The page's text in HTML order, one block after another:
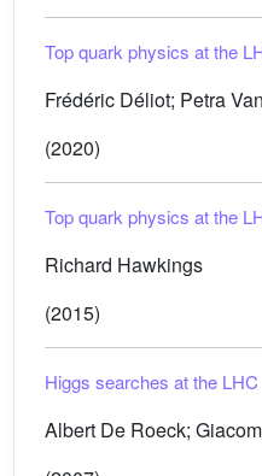
Top quark physics at the
Frédéric Déliot; Petra
(2020)
Top quark physics at the
Richard Hawkings
(2015)
Higgs searches at the LHC
Albert De Roeck;